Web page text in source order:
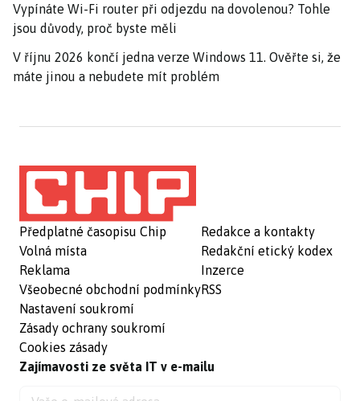
Vypínáte Wi-Fi router při odjezdu na dovolenou? Tohle
jsou důvody, proč byste měli
V říjnu 2026 končí jedna verze Windows 11. Ověřte si, že
máte jinou a nebudete mít problém
Předplatné časopisu Chip
Volná místa
Reklama
Všeobecné obchodní podmínky
Nastavení soukromí
Zásady ochrany soukromí
Cookies zásady
Redakce a kontakty
Redakční etický kodex
Inzerce
RSS
Zajímavosti ze světa IT v e-mailu